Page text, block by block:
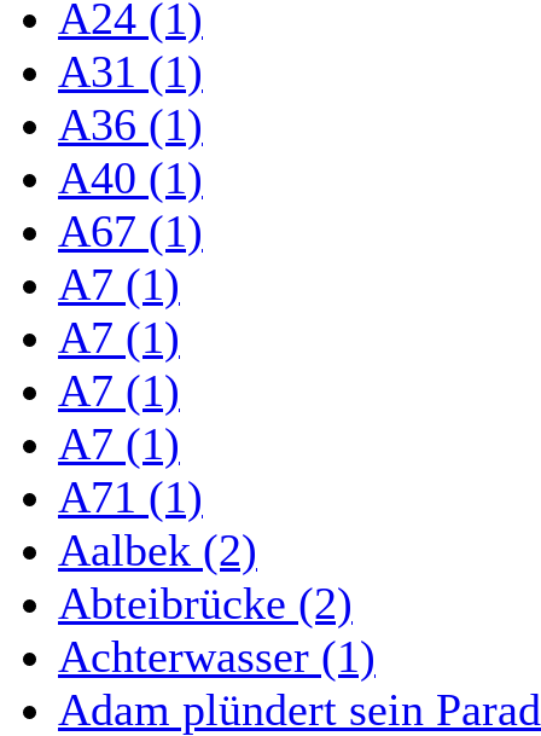
A24 (1)
A31 (1)
A36 (1)
A40 (1)
A67 (1)
A7 (1)
A7 (1)
A7 (1)
A7 (1)
A71 (1)
Aalbek (2)
Abteibrücke (2)
Achterwasser (1)
Adam plündert sein